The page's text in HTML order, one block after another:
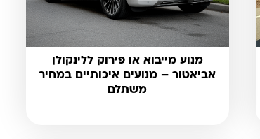
מנוע מייבוא או פירוק ללינקולן
אביאטור – מנועים איכותיים במחיר
משתלם